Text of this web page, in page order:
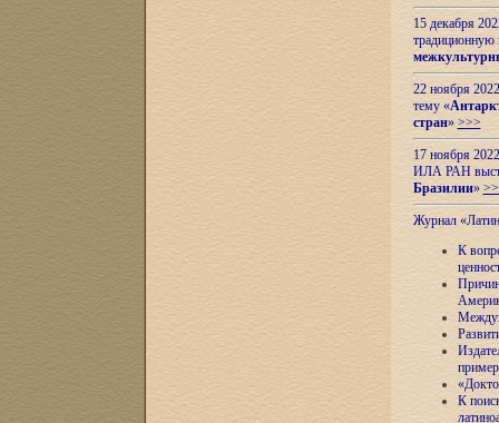
15 декабря
22 ноября
тему «
стран» >>>
17 ноября
ИЛА РАН
Бразилии»
Журнал
К
К